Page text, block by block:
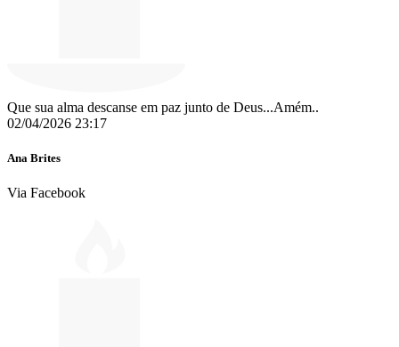
Que sua alma descanse em paz junto de Deus...Amém..
02/04/2026 23:17
Ana Brites
Via Facebook